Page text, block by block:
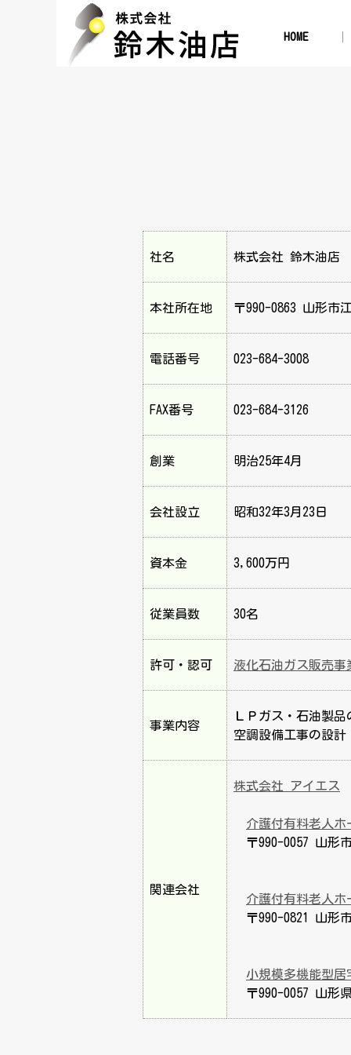
HOME
社名 株式会社 鈴木油店
本社所在地 〒990-0863 山形市
電話番号 023-684-3008
FAX番号 023-684-3126
創業 明治25年4月
会社設立 昭和32年3月23日
資本金 3,600万円
従業員数 30名
許可・認可 液化石油ガス販売
事業内容
ＬＰガス・石油製
空調設備工事の設
関連会社
株式会社 アイエス
介護付有料老人
〒990-0057 山形
介護付有料老人
〒990-0821 山形
小規模多機能型
〒990-0057 山形